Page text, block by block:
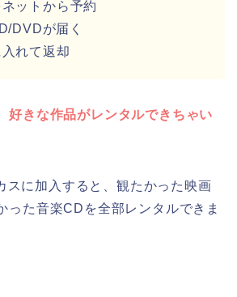
ットから予約
DVDが届く
れて返却
好きな作品がレンタルできちゃい
スに加入すると、観たかった映画
った音楽CDを全部レンタルできま